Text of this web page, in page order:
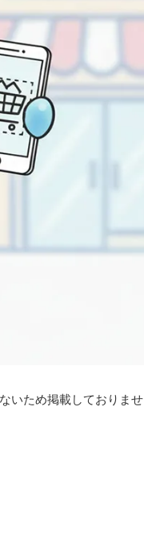
いため掲載しておりませ